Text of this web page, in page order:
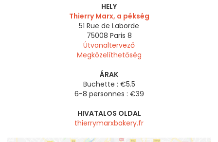
HELY
Thierry Marx, a pékség
51 Rue de Laborde
75008 Paris 8
Útvonaltervező
Megközelíthetőség
ÁRAK
Buchette : €5.5
6-8 personnes : €39
HIVATALOS OLDAL
thierrymarxbakery.fr